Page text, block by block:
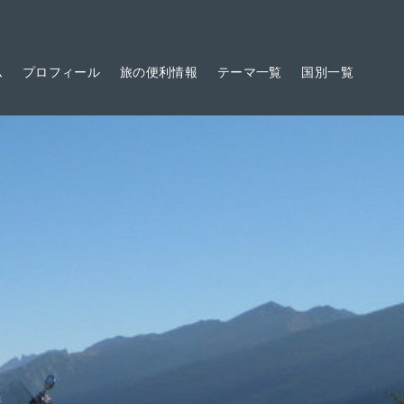
プロフィール 旅の便利情報 テーマ一覧 国別一覧